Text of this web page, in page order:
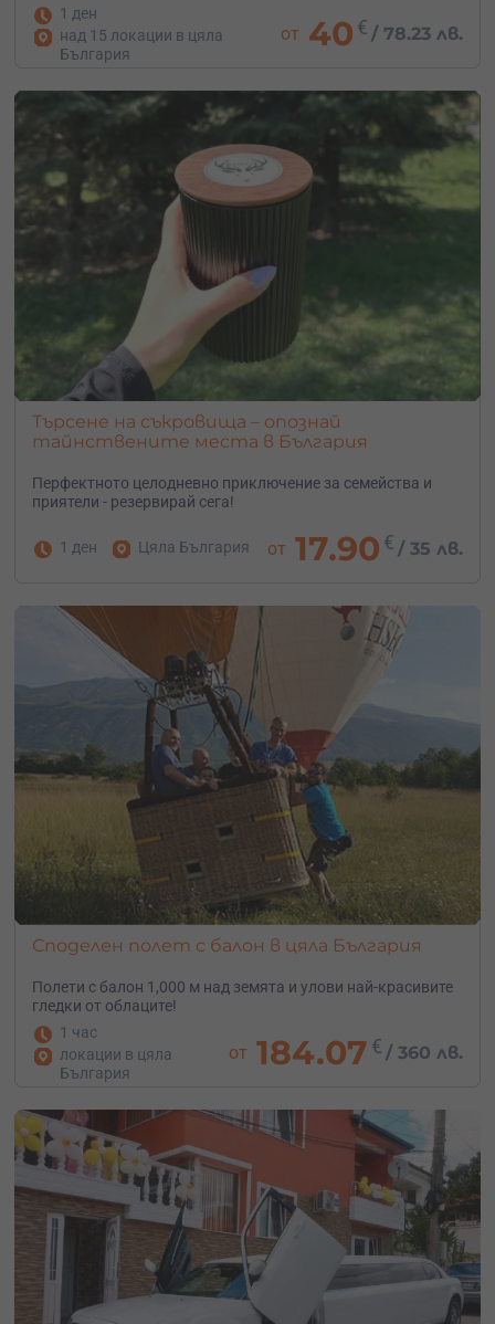
1 ден
над 15 локации в цяла
България
от 40 € /78.23 лв.
Търсене на съкровища – опознай
тайнствените места в България
Перфектното целодневно приключение за семейства и
приятели - резервирай сега!
1 ден Цяла България от 17.90 € /35 лв.
Споделен полет с балон в цяла България
Полети с балон 1,000 м над земята и улови най-красивите
гледки от облаците!
1 час
локации в цяла
България
от 184.07 € /360 лв.